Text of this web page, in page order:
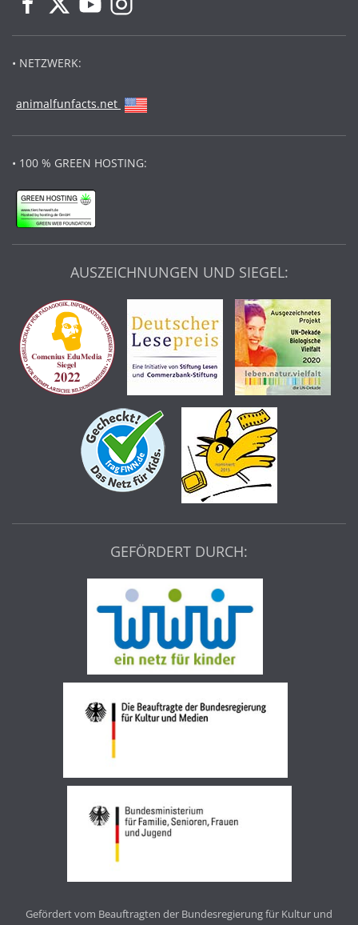
• NETZWERK:
animalfunfacts.net
• 100 % GREEN HOSTING:
AUSZEICHNUNGEN UND SIEGEL:
GEFÖRDERT DURCH:
Gefördert vom Beauftragten der Bundesregierung für Kultur und